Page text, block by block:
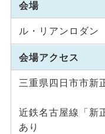
会場
ル・リアンロダン
会場アクセス
三重県四日市市新
近鉄名古屋線「
あり